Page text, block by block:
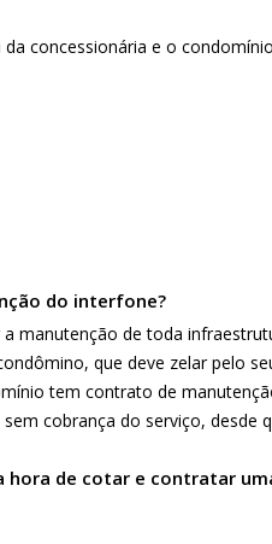
concessionária e o
do interfone?
manutenção de toda
que deve zelar pelo
tem contrato de
cobrança do serviço, desde
hora de cotar e contratar